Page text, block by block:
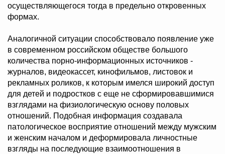
осуществляющегося тогда в предельно откровенных
формах.
Аналогичной ситуации способствовало появление уже
в современном российском обществе большого
количества порно-информационных источников -
журналов, видеокассет, кинофильмов, листовок и
рекламных роликов, к которым имелся широкий доступ
для детей и подростков с еще не сформировавшимися
взглядами на физиологическую основу половых
отношений. Подобная информация создавала
патологическое восприятие отношений между мужским
и женским началом и деформировала личностные
взгляды на последующие взаимоотношения в